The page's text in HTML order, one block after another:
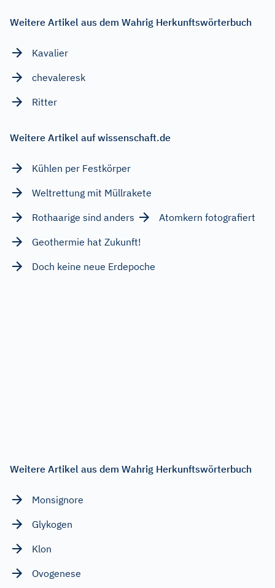
Weitere Artikel aus dem Wahrig Herkunftswörterbuch
Kavalier
chevaleresk
Ritter
Weitere Artikel auf wissenschaft.de
Kühlen per Festkörper
Weltrettung mit Müllrakete
Rothaarige sind anders
Atomkern fotografiert
Geothermie hat Zukunft!
Doch keine neue Erdepoche
Weitere Artikel aus dem Wahrig Herkunftswörterbuch
Monsignore
Glykogen
Klon
Ovogenese